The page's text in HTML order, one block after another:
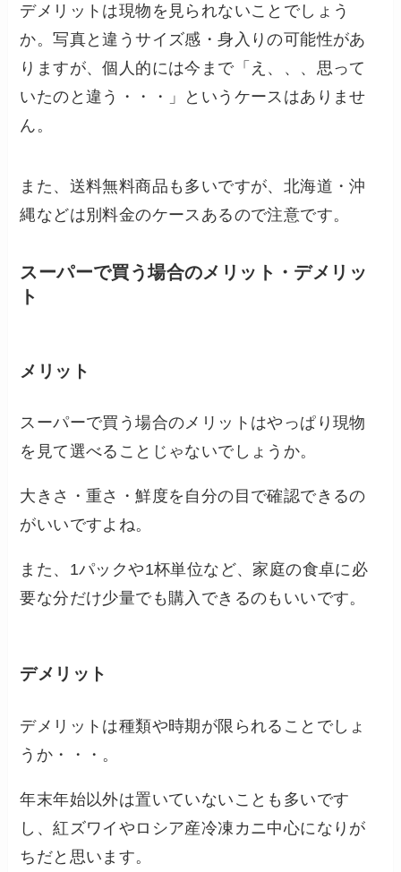
デメリットは現物を見られないことでしょう
か。写真と違うサイズ感・身入りの可能性があ
りますが、個人的には今まで「え、、、思って
いたのと違う・・・」というケースはありませ
ん。
また、送料無料商品も多いですが、北海道・沖
縄などは別料金のケースあるので注意です。
スーパーで買う場合のメリット・デメリッ
ト
メリット
スーパーで買う場合のメリットはやっぱり現物
を見て選べることじゃないでしょうか。
大きさ・重さ・鮮度を自分の目で確認できるの
がいいですよね。
また、1パックや1杯単位など、家庭の食卓に必
要な分だけ少量でも購入できるのもいいです。
デメリット
デメリットは種類や時期が限られることでしょ
うか・・・。
年末年始以外は置いていないことも多いです
し、紅ズワイやロシア産冷凍カニ中心になりが
ちだと思います。